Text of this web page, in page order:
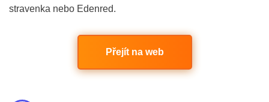
stravenka nebo Edenred.
Přejít na web